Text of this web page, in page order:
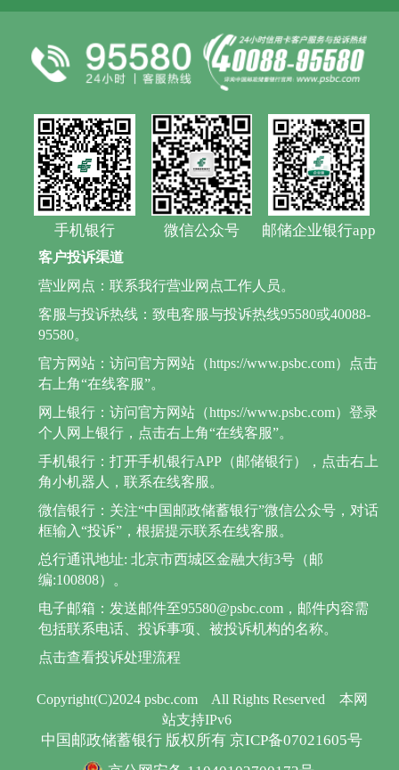
手机银行 微信公众号 邮储企业银行app
Copyright(C)2024 psbc.com All Rights Reserved
本网
站支持IPv6
中国邮政储蓄银行 版权所有 京ICP备07021605号
客户投诉渠道
营业网点：联系我行营业网点工作人员。
客服与投诉热线：致电客服与投诉热线95580或40088-
95580。
官方网站：访问官方网站（https://www.psbc.com）点击
右上角“在线客服”。
网上银行：访问官方网站（https://www.psbc.com）登录
个人网上银行，点击右上角“在线客服”。
手机银行：打开手机银行APP（邮储银行），点击右上
角小机器人，联系在线客服。
微信银行：关注“中国邮政储蓄银行”微信公众号，对话
框输入“投诉”，根据提示联系在线客服。
总行通讯地址: 北京市西城区金融大街3号（邮
编:100808）。
电子邮箱：发送邮件至95580@psbc.com，邮件内容需
包括联系电话、投诉事项、被投诉机构的名称。
点击查看投诉处理流程